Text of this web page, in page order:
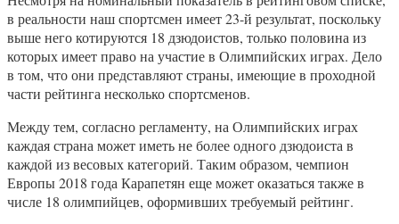
в реальности наш спортсмен имеет 23-й результат, поскольку
выше него котируются 18 дзюдоистов, только половина из
которых имеет право на участие в Олимпийских играх. Дело
в том, что они представляют страны, имеющие в проходной
части рейтинга несколько спортсменов.
Между тем, согласно регламенту, на Олимпийских играх
каждая страна может иметь не более одного дзюдоиста в
каждой из весовых категорий. Таким образом, чемпион
Европы 2018 года Карапетян еще может оказаться также в
числе 18 олимпийцев, оформивших требуемый рейтинг.